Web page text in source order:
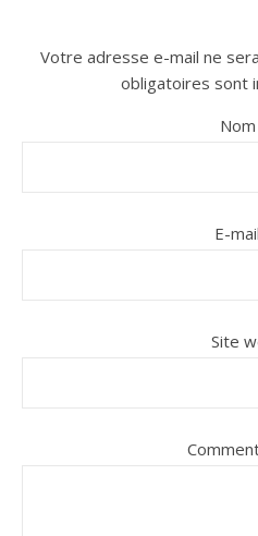
Votre adresse e-mail ne
obligatoires sont
Nom
E-mail
Site